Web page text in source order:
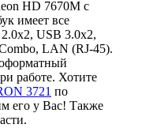
HD 7670M с
имеет все
USB 3.0x2,
LAN (RJ-45).
работе. Хотите
3721 по
его у Вас! Также